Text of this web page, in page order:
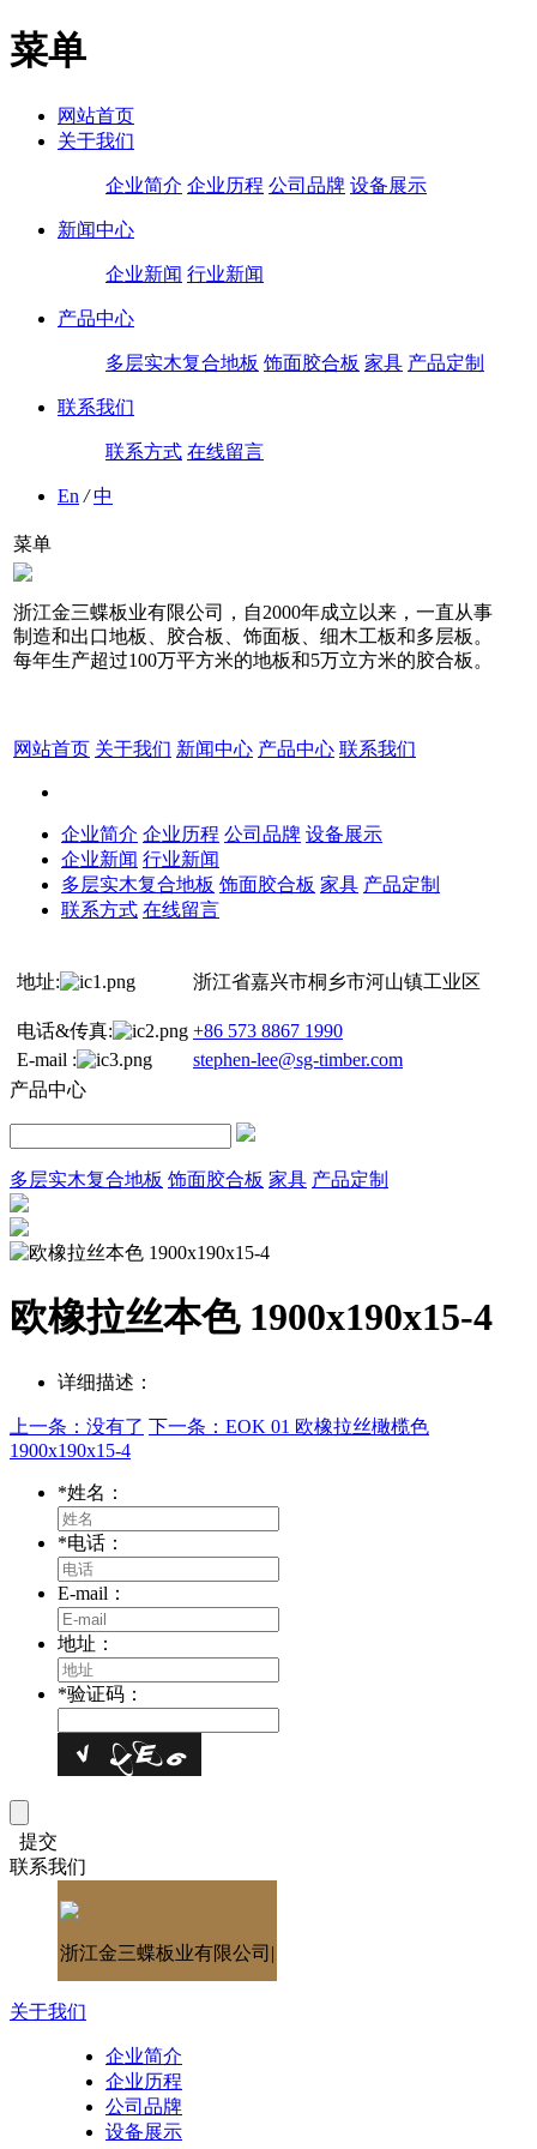
菜单
网站首页
关于我们
企业简介 企业历程 公司品牌 设备展示
新闻中心
企业新闻 行业新闻
产品中心
多层实木复合地板 饰面胶合板 家具 产品定制
联系我们
联系方式 在线留言
En /中
菜单
浙江金三蝶板业有限公司，自2000年成立以来，一直从事
制造和出口地板、胶合板、饰面板、细木工板和多层板。
每年生产超过100万平方米的地板和5万立方米的胶合板。
网站首页 关于我们 新闻中心 产品中心 联系我们
企业简介 企业历程 公司品牌 设备展示
企业新闻 行业新闻
多层实木复合地板 饰面胶合板 家具 产品定制
联系方式 在线留言
地址: 浙江省嘉兴市桐乡市河山镇工业区
电话&传真:
+86 573 8867 1990
E-mail :
stephen-lee@sg-timber.com
产品中心
多层实木复合地板 饰面胶合板 家具 产品定制
欧橡拉丝本色 1900x190x15-4
详细描述：
上一条：没有了 下一条：EOK 01 欧橡拉丝橄榄色
1900x190x15-4
*姓名：
*电话：
E-mail：
地址：
*验证码：
提交
联系我们
浙江金三蝶板业有限公司|
关于我们
企业简介
企业历程
公司品牌
设备展示